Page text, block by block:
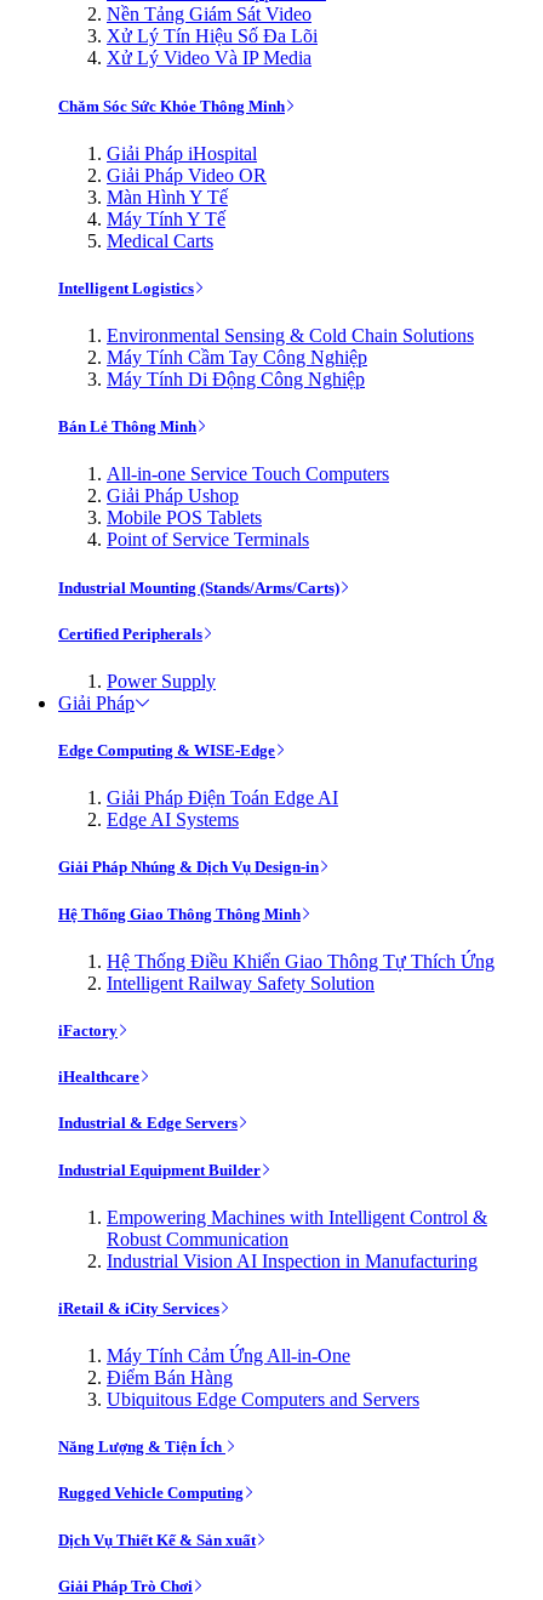
Nền Tảng Giám Sát Video
Xử Lý Tín Hiệu Số Đa Lõi
Xử Lý Video Và IP Media
Chăm Sóc Sức Khỏe Thông Minh
Giải Pháp iHospital
Giải Pháp Video OR
Màn Hình Y Tế
Máy Tính Y Tế
Medical Carts
Intelligent Logistics
Environmental Sensing & Cold Chain Solutions
Máy Tính Cầm Tay Công Nghiệp
Máy Tính Di Động Công Nghiệp
Bán Lẻ Thông Minh
All-in-one Service Touch Computers
Giải Pháp Ushop
Mobile POS Tablets
Point of Service Terminals
Industrial Mounting (Stands/Arms/Carts)
Certified Peripherals
Power Supply
Giải Pháp
Edge Computing & WISE-Edge
Giải Pháp Điện Toán Edge AI
Edge AI Systems
Giải Pháp Nhúng & Dịch Vụ Design-in
Hệ Thống Giao Thông Thông Minh
Hệ Thống Điều Khiển Giao Thông Tự Thích Ứng
Intelligent Railway Safety Solution
iFactory
iHealthcare
Industrial & Edge Servers
Industrial Equipment Builder
Empowering Machines with Intelligent Control &
Robust Communication
Industrial Vision AI Inspection in Manufacturing
iRetail & iCity Services
Máy Tính Cảm Ứng All-in-One
Điểm Bán Hàng
Ubiquitous Edge Computers and Servers
Năng Lượng & Tiện Ích
Rugged Vehicle Computing
Dịch Vụ Thiết Kế & Sản xuất
Giải Pháp Trò Chơi